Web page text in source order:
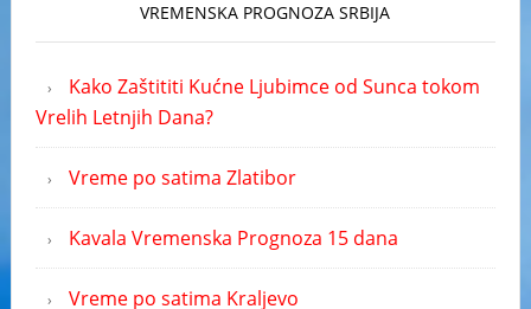
VREMENSKA PROGNOZA SRBIJA
Kako Zaštititi Kućne Ljubimce od Sunca tokom
Vrelih Letnjih Dana?
Vreme po satima Zlatibor
Kavala Vremenska Prognoza 15 dana
Vreme po satima Kraljevo